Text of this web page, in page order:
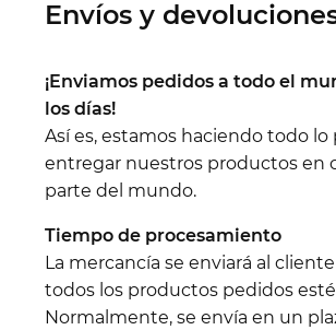
Envíos y
¡Enviamos pedidos a todo el
los días!
Así es, estamos haciendo todo lo
entregar nuestros productos en
parte del mundo.
Tiempo de procesamiento
La mercancía se enviará al
todos los productos pedidos
Normalmente, se envía en un